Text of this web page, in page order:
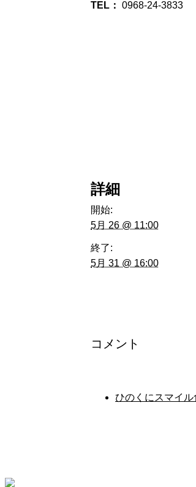
TEL： 0968-24-3833
詳細
開始:
5月 26 @ 11:00
終了:
5月 31 @ 16:00
コメント
ひのくにスマイル